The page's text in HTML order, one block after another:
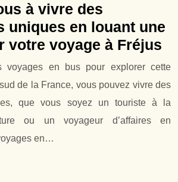
à vivre des
uniques en louant une
votre voyage à Fréjus
voyages en bus pour explorer cette
de la France, vous pouvez vivre des
que vous soyez un touriste à la
ou un voyageur d’affaires en
en…